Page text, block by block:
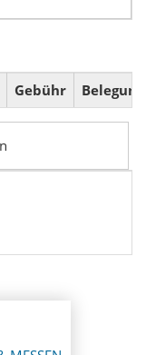
Gebühr Belegung